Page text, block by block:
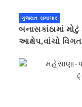
ગુજરાત સમાચાર
બનાસકાંઠામાં
આક્ષેપ,વાંચો વિગત